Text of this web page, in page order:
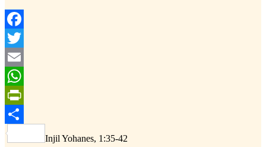
Facebook
Twitter
Email
WhatsApp
PrintFriendly
Share
Injil Yohanes, 1:35-42